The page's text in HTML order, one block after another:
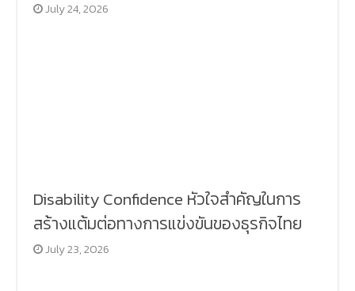
July 24, 2026
Disability Confidence หัวใจสำคัญในการ
สร้างแต้มต่อทางการแข่งขันของธุรกิจไทย
July 23, 2026